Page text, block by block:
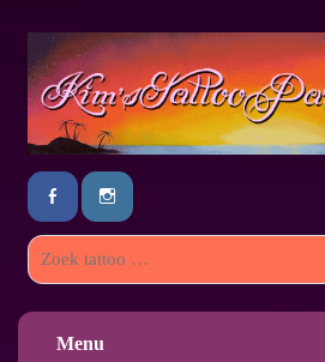
Menu